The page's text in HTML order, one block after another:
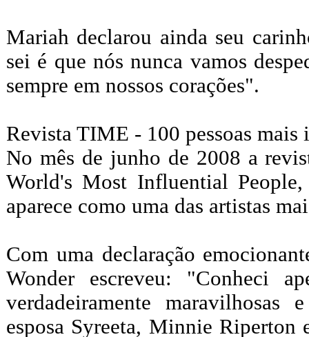
Mariah declarou ainda seu
sei é que nós nunca vamos
sempre em nossos corações".
Revista TIME - 100 pessoas
No mês de junho de 2008 a
World's Most Influential
aparece como uma das artistas
Com uma declaração
Wonder escreveu: "Conheci
verdadeiramente
esposa Syreeta, Minnie